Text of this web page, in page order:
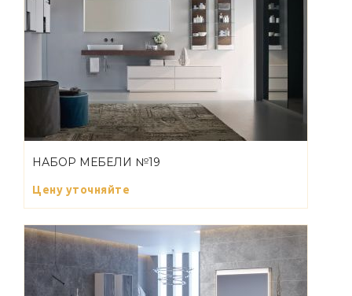
НАБОР МЕБЕЛИ №19
Цену уточняйте